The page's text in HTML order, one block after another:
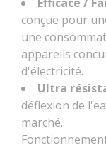
conçue pour
une
appareils
d'électricité.
Ultra
déflexion de
marché.